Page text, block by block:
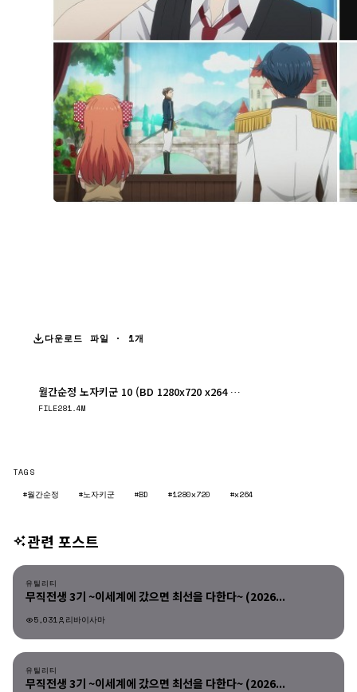
다운로드 파일 · 1개
월간순정 노자키군 10 (BD 1280x720 x264 AAC)
FILE281.4M
TAGS
#월간순정
#노자키군 #BD #1280x720 #x264
관련 포스트
유틸리티
유틸리티
무직전생 3기 ~이세계에 갔으면 최선을 다한다~ (2026...
5,031 리바이사마
유틸리티
무직전생 3기 ~이세계에 갔으면 최선을 다한다~ (2026...